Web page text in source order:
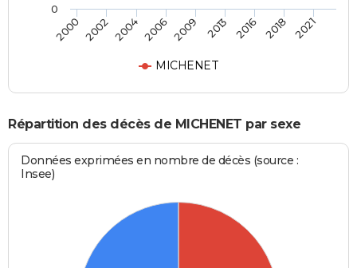
MICHENET
2000 2002 2004 2006 2009 2013 2016 2018 2021
0
Répartition des décès de MICHENET par sexe
Données exprimées en nombre de décès (source :
Insee)